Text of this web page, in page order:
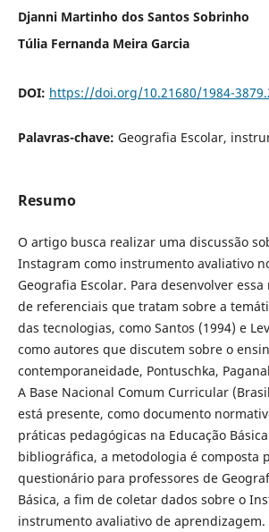
Djanni Martinho dos Santos Sobrinho
Túlia Fernanda Meira Garcia
DOI: https://doi.org/10.21680/1984-
Palavras-chave: Geografia Escolar,
Resumo
O artigo busca realizar uma discussão
Instagram como instrumento avaliativo
Geografia Escolar. Para desenvolver
de referenciais que tratam sobre a
das tecnologias, como Santos (1994) e
como autores que discutem sobre o
contemporaneidade, Pontuschka,
A Base Nacional Comum Curricular
está presente, como documento
práticas pedagógicas na Educação
bibliográfica, a metodologia é composta
questionário para professores de
Básica, a fim de coletar dados sobre o
instrumento avaliativo de aprendizagem.